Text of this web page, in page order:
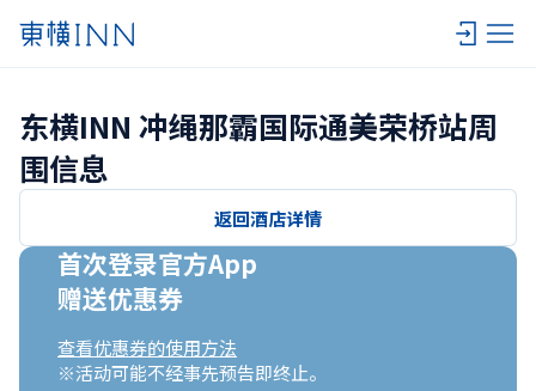
东横INN 冲绳那霸国际通美荣桥站周
围信息
返回酒店详情
首次登录官方App
赠送优惠券
查看优惠券的使用方法
※活动可能不经事先预告即终止。